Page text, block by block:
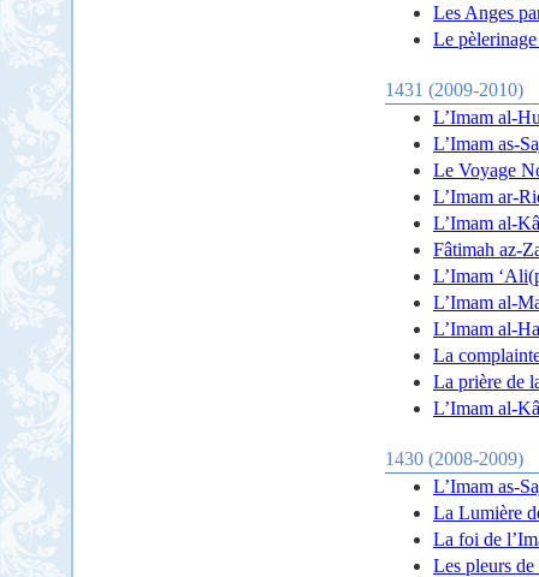
Les Anges
Le
1431 (2009-2010)
L’Imam al-
L’Imam as-
Le Voyage
L’Imam ar-
L’Imam al-
Fâtimah az-
L’Imam
L’Imam al-
L’Imam al-
La
La prière de
L’Imam al-
1430 (2008-2009)
L’Imam as-
La Lumière
La foi de
Les pleurs